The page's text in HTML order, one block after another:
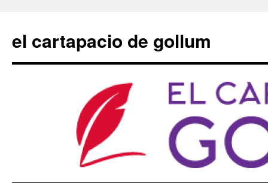
contenido
el cartapacio de gollum